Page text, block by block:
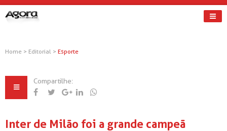
Home > Editorial > Esporte
Compartilhe:
Inter de Milão foi a grande campeã